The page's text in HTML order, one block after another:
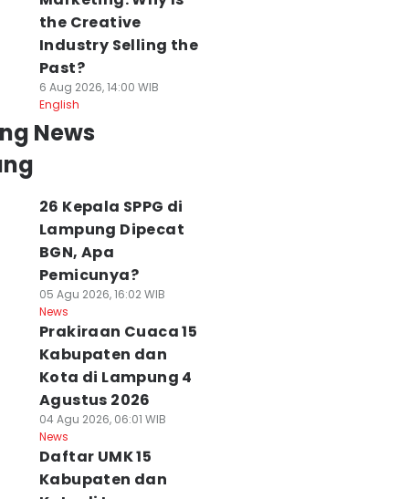
the Creative
Industry Selling the
Past?
6 Aug 2026, 14:00 WIB
English
News
26 Kepala SPPG di
Lampung Dipecat
BGN, Apa
Pemicunya?
05 Agu 2026, 16:02 WIB
News
Prakiraan Cuaca 15
Kabupaten dan
Kota di Lampung 4
Agustus 2026
04 Agu 2026, 06:01 WIB
News
Daftar UMK 15
Kabupaten dan